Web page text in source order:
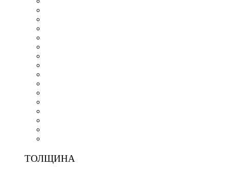
ТОЛЩИНА